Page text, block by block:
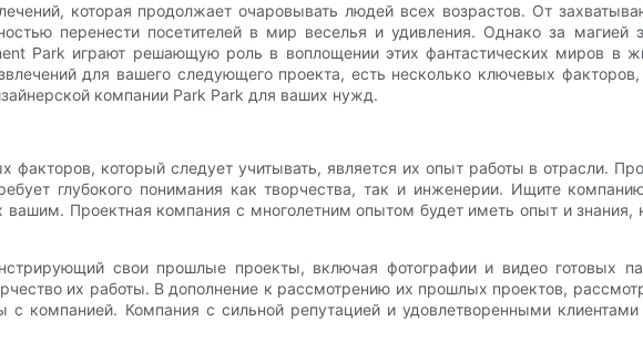
которая продолжает очаровывать людей всех возрастов. От
перенести посетителей в мир веселья и удивления. Однако за магией
Park играют решающую роль в воплощении этих фантастических миров в
для вашего следующего проекта, есть несколько ключевых
компании Park Park для ваших нужд.
который следует учитывать, является их опыт работы в отрасли.
глубокого понимания как творчества, так и инженерии. Ищите
вашим. Проектная компания с многолетним опытом будет иметь опыт и
свои прошлые проекты, включая фотографии и видео готовых
их работы. В дополнение к рассмотрению их прошлых проектов,
компанией. Компания с сильной репутацией и удовлетворенными